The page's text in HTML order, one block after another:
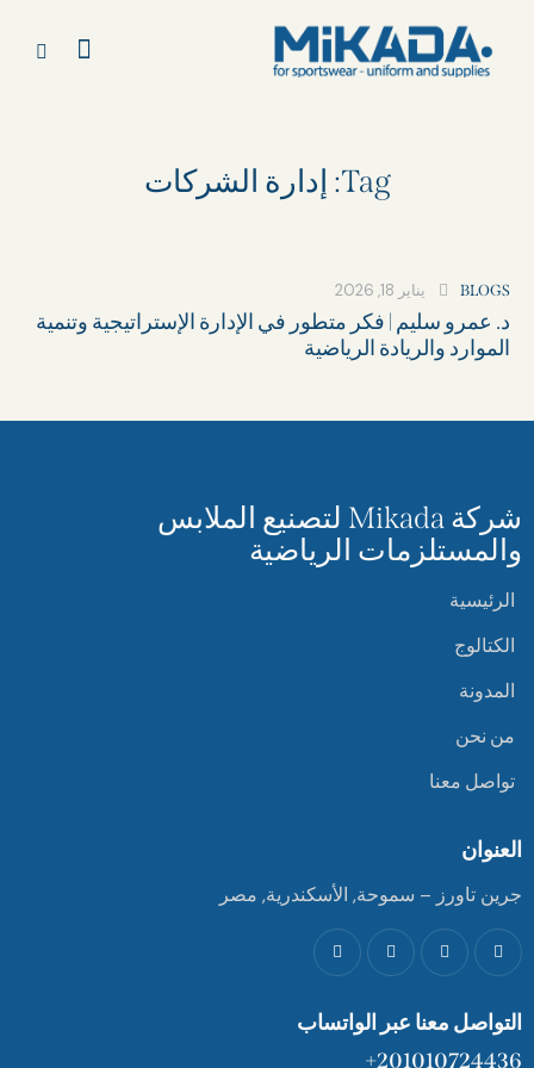
Tag: إدارة الشركات
BLOGS يناير 18, 2026
د. عمرو سليم | فكر متطور في الإدارة الإستراتيجية وتنمية
الموارد والريادة الرياضية
شركة Mikada لتصنيع الملابس
والمستلزمات الرياضية
الرئيسية
الكتالوج
المدونة
من نحن
تواصل معنا
العنوان
جرين تاورز – سموحة, الأسكندرية, مصر
التواصل معنا عبر الواتساب
201010724436+